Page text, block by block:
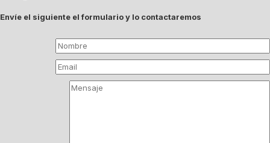
Envíe el siguiente el formulario y lo contactaremos